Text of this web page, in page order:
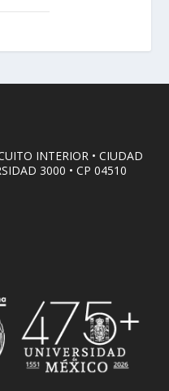
INTERIOR • CIUDAD
3000 • CP 04510